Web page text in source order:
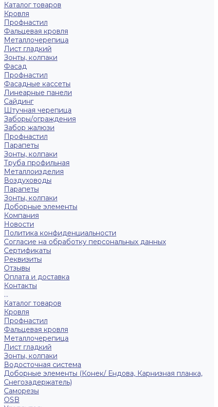
Каталог товаров
Кровля
Профнастил
Фальцевая кровля
Металлочерепица
Лист гладкий
Зонты, колпаки
Фасад
Профнастил
Фасадные кассеты
Линеарные панели
Сайдинг
Штучная черепица
Заборы/ограждения
Забор жалюзи
Профнастил
Парапеты
Зонты, колпаки
Труба профильная
Металлоизделия
Воздуховоды
Парапеты
Зонты, колпаки
Доборные элементы
Компания
Новости
Политика конфиденциальности
Согласие на обработку персональных данных
Сертификаты
Реквизиты
Отзывы
Оплата и доставка
Контакты
...
Каталог товаров
Кровля
Профнастил
Фальцевая кровля
Металлочерепица
Лист гладкий
Зонты, колпаки
Водосточная система
Доборные элементы (Конек/ Ендова, Карнизная планка,
Снегозадержатель)
Саморезы
ОSB